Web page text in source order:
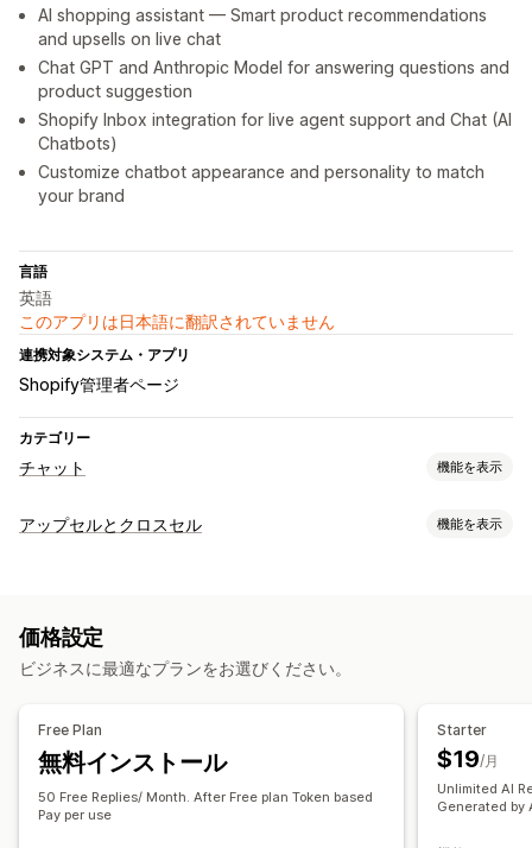
AI shopping assistant — Smart product recommendations
and upsells on live chat
Chat GPT and Anthropic Model for answering questions and
product suggestion
Shopify Inbox integration for live agent support and Chat (AI
Chatbots)
Customize chatbot appearance and personality to match
your brand
言語
英語
このアプリは日本語に翻訳されていません
連携対象システム・アプリ
Shopify管理者ページ
カテゴリー
チャット 機能を表示
リアルタイムメッセージ
自動応答
ディスカウント
よくある質問 あいさつ
クロスセル
カスタマイズ
色とフォント 絵文字とスタンプ チャットウィンドウ
営業時間
ウェルカムメッセージ
アップセルとクロスセル 機能を表示
カートドロワー
段階的ディスカウント
分析
コンバージョン率
価格設定
ビジネスに最適なプランをお選びください。
Free Plan
無料インストール
50 Free Replies/ Month. After Free plan Token based
Pay per use
Starter
$19/月
Unlimited AI
Generated by